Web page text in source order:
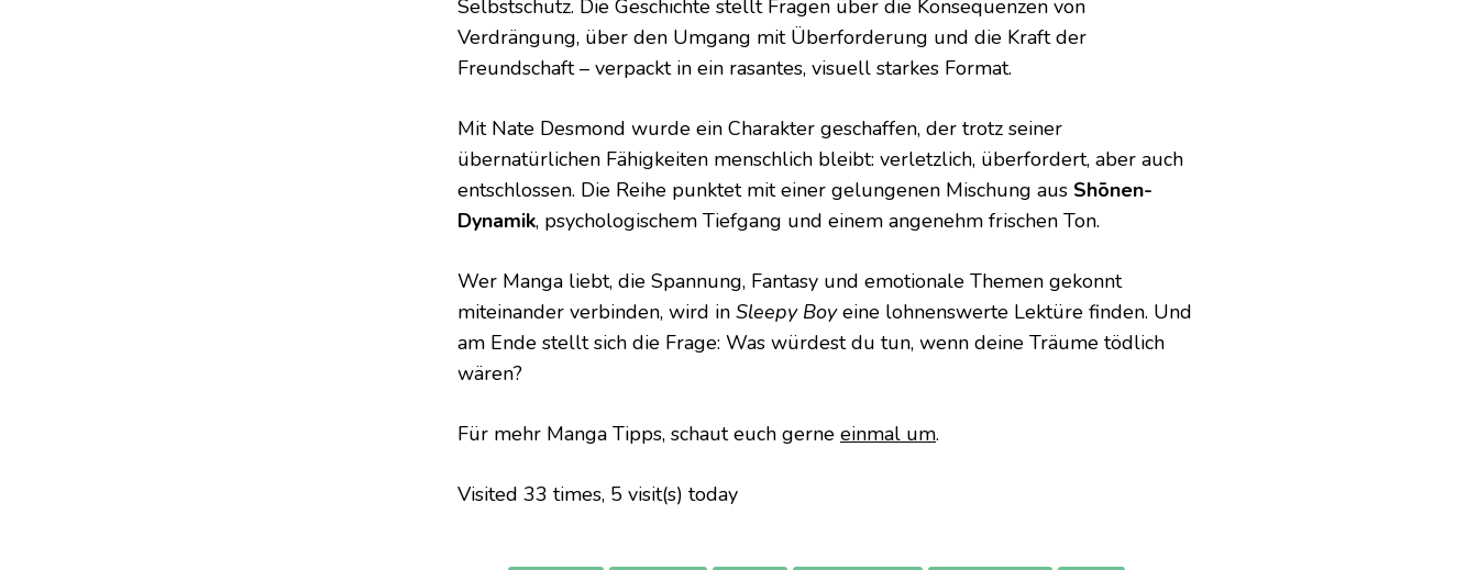
Selbstschutz. Die Geschichte stellt Fragen über die Konsequenzen von
Verdrängung, über den Umgang mit Überforderung und die Kraft der
Freundschaft – verpackt in ein rasantes, visuell starkes Format.
Mit Nate Desmond wurde ein Charakter geschaffen, der trotz seiner
übernatürlichen Fähigkeiten menschlich bleibt: verletzlich, überfordert, aber auch
entschlossen. Die Reihe punktet mit einer gelungenen Mischung aus Shōnen-
Dynamik, psychologischem Tiefgang und einem angenehm frischen Ton.
Wer Manga liebt, die Spannung, Fantasy und emotionale Themen gekonnt
miteinander verbinden, wird in Sleepy Boyeine lohnenswerte Lektüre finden. Und
am Ende stellt sich die Frage: Was würdest du tun, wenn deine Träume tödlich
wären?
Für mehr Manga Tipps, schaut euch gerne einmal um.
Visited 33 times, 5 visit(s) today